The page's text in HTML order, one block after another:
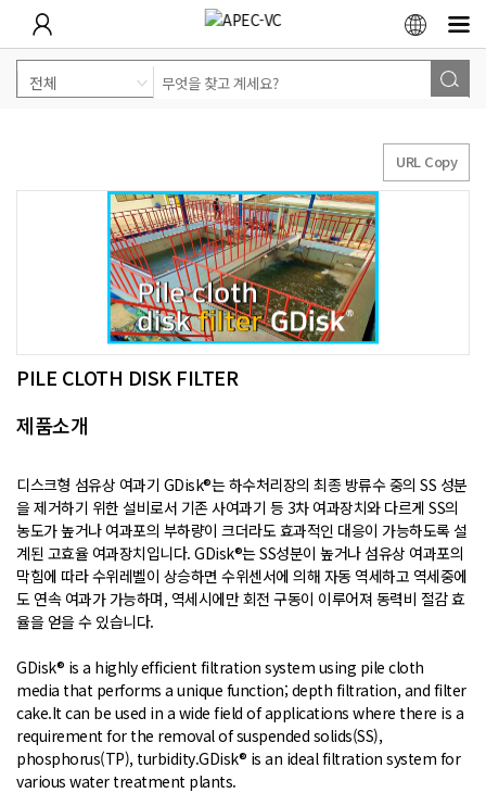
PILE CLOTH DISK FILTER
URL Copy
제품소개
디스크형 섬유상 여과기 GDisk®는 하수처리장의 최종 방류수 중의 SS 성분
을 제거하기 위한 설비로서 기존 사여과기 등 3차 여과장치와 다르게 SS의
농도가 높거나 여과포의 부하량이 크더라도 효과적인 대응이 가능하도록 설
계된 고효율 여과장치입니다. GDisk®는 SS성분이 높거나 섬유상 여과포의
막힘에 따라 수위레벨이 상승하면 수위센서에 의해 자동 역세하고 역세중에
도 연속 여과가 가능하며, 역세시에만 회전 구동이 이루어져 동력비 절감 효
율을 얻을 수 있습니다.
GDisk® is a highly efficient filtration system using pile cloth
media that performs a unique function; depth filtration, and filter
cake.It can be used in a wide field of applications where there is a
requirement for the removal of suspended solids(SS),
phosphorus(TP), turbidity.GDisk® is an ideal filtration system for
various water treatment plants.